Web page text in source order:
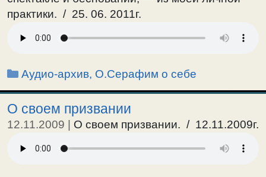
практики. / 25. 06. 2011г.
Рубрики
Аудио-архив, О.Серафим о себе
О своем призвании
12.11.2009 О своем призвании. / 12.11.2009г.